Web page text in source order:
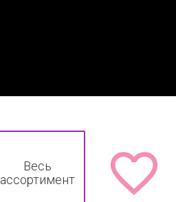
Весь
ассортимент
